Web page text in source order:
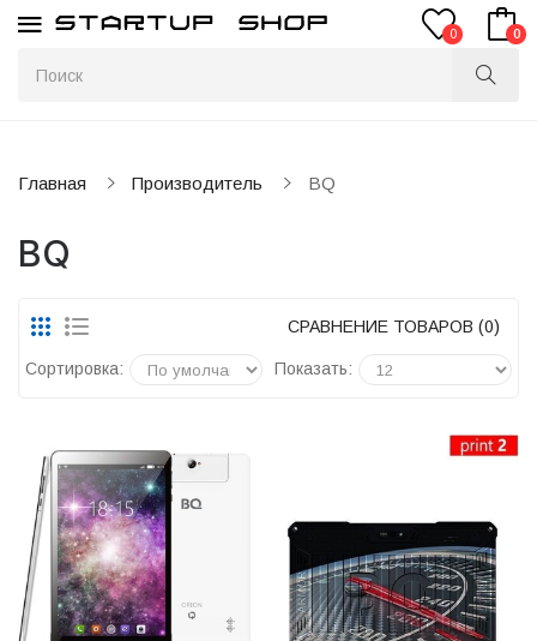
0 0
Главная Производитель BQ
BQ
СРАВНЕНИЕ ТОВАРОВ (0)
Сортировка: Показать: